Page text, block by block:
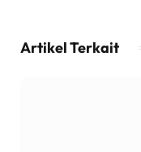
Artikel Terkait